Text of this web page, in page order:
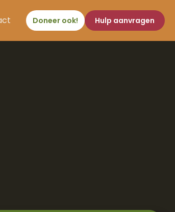
Doneer ook! Hulp aanvragen